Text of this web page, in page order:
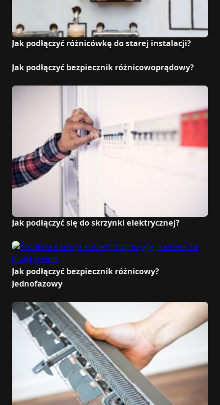
Jak podłączyć różnicówkę do starej instalacji?
Jak podłączyć bezpiecznik różnicowoprądowy?
Jak podłączyć się do skrzynki elektrycznej?
Jak podłączyć bezpiecznik różnicowy?
Jednofazowy